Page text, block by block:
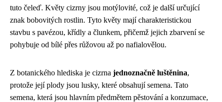
tuto čeleď. Květy cizrny jsou motýlovité, což je další určující
znak bobovitých rostlin. Tyto květy mají charakteristickou
stavbu s pavézou, křídly a člunkem, přičemž jejich zbarvení se
pohybuje od bílé přes růžovou až po nafialovělou.
Z botanického hlediska je cizrna jednoznačně luštěnina,
protože její plody jsou lusky, které obsahují semena. Tato
semena, která jsou hlavním předmětem pěstování a konzumace,